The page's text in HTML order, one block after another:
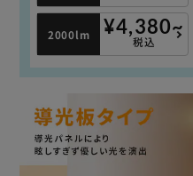
2000lm ¥4,380~
税込